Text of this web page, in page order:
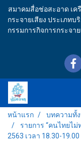
สมาคมสื่อช่อสะอาด เค
กระจายเสียง ประเภท
กรรมการกิจการกระจา
หน้าแรก บทความทั้
รายการ “คนไทยไ
2563 เวลา 18.30-19.00